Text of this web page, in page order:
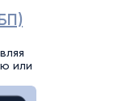
или